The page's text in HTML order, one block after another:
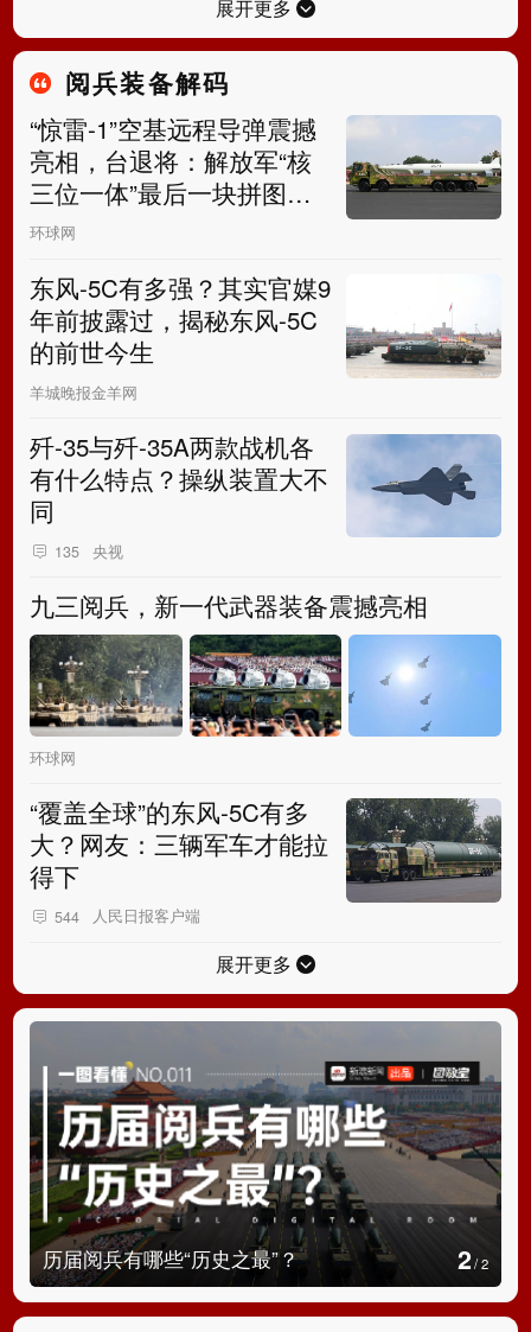
展开更多
阅兵装备解码
“惊雷-1”空基远程导弹震撼
亮相，台退将：解放军“核
三位一体”最后一块拼图拼
上了
环球网
东风-5C有多强？其实官媒9
年前披露过，揭秘东风-5C
的前世今生
羊城晚报金羊网
歼-35与歼-35A两款战机各
有什么特点？操纵装置大不
同
135 央视
九三阅兵，新一代武器装备震撼亮相
环球网
“覆盖全球”的东风-5C有多
大？网友：三辆军车才能拉
得下
544 人民日报客户端
展开更多
历届阅兵有哪些“历史之最”？ 2/2